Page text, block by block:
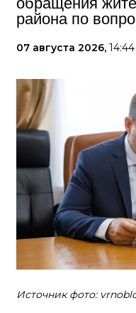
района по
07 августа 2026, 14:44
Источник фото: